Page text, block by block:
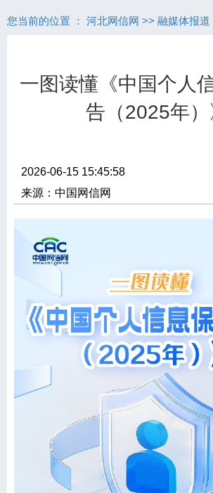
您当前的位置 ： 河北网信网 >> 融媒体报道
一图读懂《中国个人
告（2025年）
2026-06-15 15:45:58
来源：中国网信网